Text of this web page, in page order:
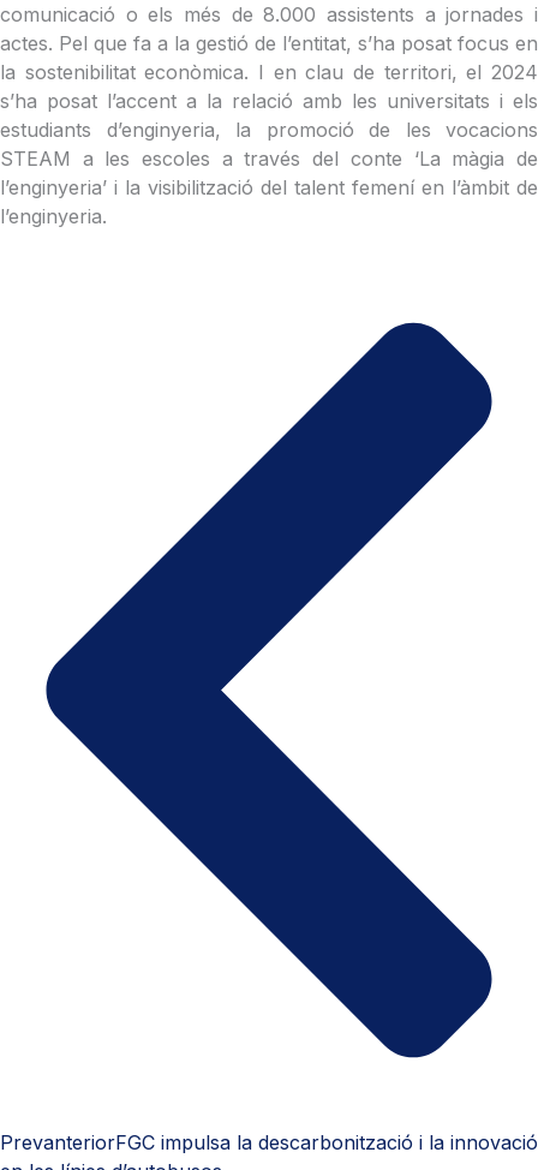
comunicació o els més de 8.000 assistents a jornades i
actes. Pel que fa a la gestió de l’entitat, s’ha posat focus en
la sostenibilitat econòmica. I en clau de territori, el 2024
s’ha posat l’accent a la relació amb les universitats i els
estudiants d’enginyeria, la promoció de les vocacions
STEAM a les escoles a través del conte ‘La màgia de
l’enginyeria’ i la visibilització del talent femení en l’àmbit de
l’enginyeria.
PrevanteriorFGC impulsa la descarbonització i la innovació